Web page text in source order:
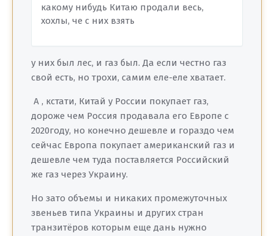
какому нибудь Китаю продали весь,
хохлы, че с них взять
у них был лес, и газ был. Да если честно газ
свой есть, но трохи, самим еле-еле хватает.
А , кстати, Китай у России покупает газ,
дороже чем Россия продавала его Европе с
2020году, но конечно дешевле и гораздо чем
сейчас Европа покупает американский газ и
дешевле чем туда поставляется Российский
же газ через Украину.
Но зато объемы и никаких промежуточных
звеньев типа Украины и других стран
транзитёров которым еще дань нужно